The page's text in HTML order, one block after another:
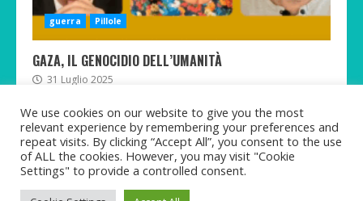
guerra Pillole
GAZA, IL GENOCIDIO DELL’UMANITÀ
31 Luglio 2025
TwitterTelegramFacebookInstagram
RumbleTikTok
We use cookies on our website to give you the most
relevant experience by remembering your preferences and
repeat visits. By clicking “Accept All”, you consent to the use
of ALL the cookies. However, you may visit "Cookie
Settings" to provide a controlled consent.